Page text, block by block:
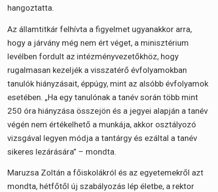
hangoztatta.
Az államtitkár felhívta a figyelmet ugyanakkor arra,
hogy a járvány még nem ért véget, a minisztérium
levélben fordult az intézményvezetőkhöz, hogy
rugalmasan kezeljék a visszatérő évfolyamokban
tanulók hiányzásait, éppúgy, mint az alsóbb évfolyamok
esetében. „Ha egy tanulónak a tanév során több mint
250 óra hiányzása összejön és a jegyei alapján a tanév
végén nem értékelhető a munkája, akkor osztályozó
vizsgával legyen módja a tantárgy és ezáltal a tanév
sikeres lezárására” – mondta.
Maruzsa Zoltán a főiskolákról és az egyetemekről azt
mondta, hétfőtől új szabályozás lép életbe, a rektor